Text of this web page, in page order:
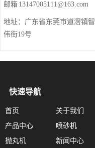
邮箱 13147005111@163.com
地址：广东省东莞市道滘镇智
伟街19号
快速导航
首页
关于我们
产品中心
喷砂机
抛丸机
新闻中心